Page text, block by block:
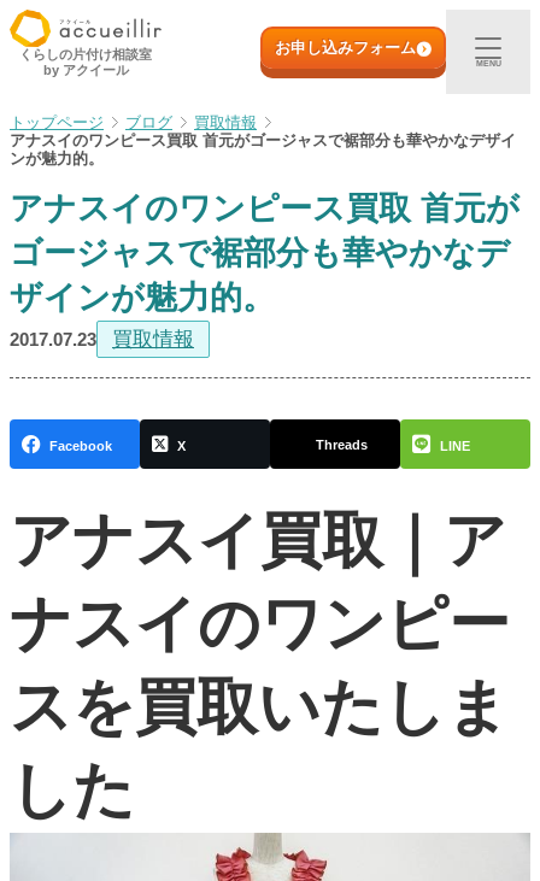
内
容
キ
ッ
初めての方へ
出張買取
宅配買取
店頭買取
よくある質問
お問い合わせ
0120-29-5302
受付時間9:00〜18:00（年中無休※年末年始は除く）
お申し込みフォーム
くらしの片付け相談室
by アクイール
お申し込みフォーム
MENU
ブログ
買取情報
アナスイのワンピース買取 首元がゴージャスで裾部分も華やかなデザイ
ンが魅力的。
アナスイのワンピース買取 首元が
ゴージャスで裾部分も華やかなデ
ザインが魅力的。
2017.07.23 買取情報
Facebook X Threads LINE
アナスイ買取｜ア
ナスイのワンピー
スを買取いたしま
した